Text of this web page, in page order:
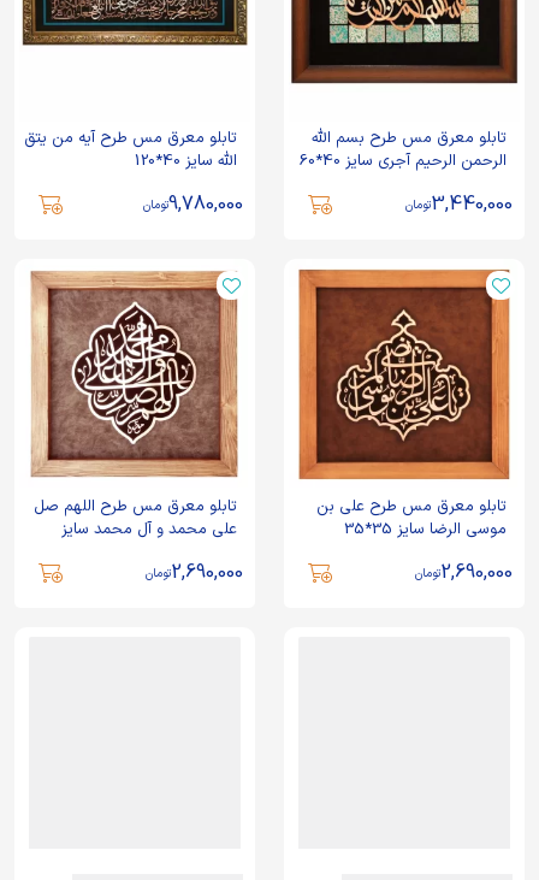
تابلو معرق مس طرح بسم الله
الرحمن الرحیم آجری سایز 40*60
3,440,000تومان
تابلو معرق مس طرح آیه من یتق
الله سایز 40*120
9,780,000تومان
تابلو معرق مس طرح علی بن
موسی الرضا سایز 35*35
2,690,000تومان
تابلو معرق مس طرح اللهم صل
علی محمد و آل محمد سایز
2,690,000تومان